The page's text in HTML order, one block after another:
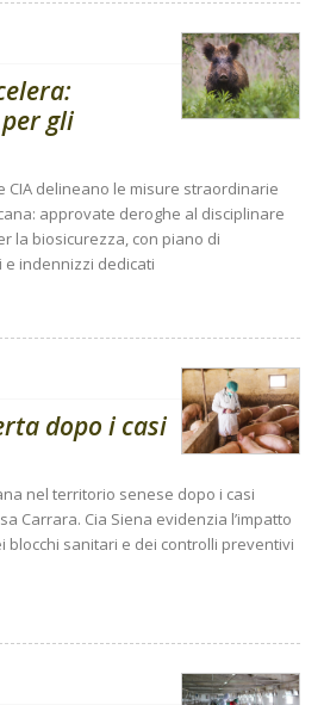
gli
CIA delineano le misure straordinarie
approvate deroghe al disciplinare
la biosicurezza, con piano di
e indennizzi dedicati
dopo i casi
nel territorio senese dopo i casi
Carrara. Cia Siena evidenzia l’impatto
blocchi sanitari e dei controlli preventivi